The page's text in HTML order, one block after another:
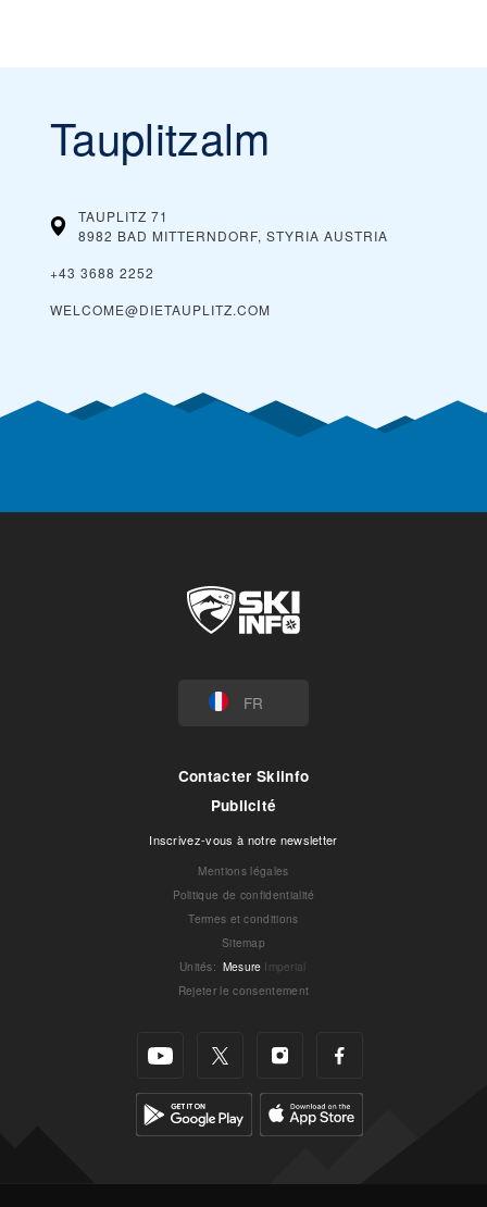
Tauplitzalm
TAUPLITZ 71
8982 BAD MITTERNDORF, STYRIA AUSTRIA
+43 3688 2252
WELCOME@DIETAUPLITZ.COM
FR
Contacter Skiinfo
Publicité
Inscrivez-vous à notre newsletter
Mentions légales
Politique de confidentialité
Termes et conditions
Sitemap
Unités: Mesure Imperial
Rejeter le consentement